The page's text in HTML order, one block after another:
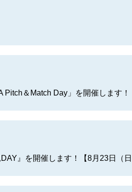
＆Match Day」を開催します！
』を開催します！【8月23日（日